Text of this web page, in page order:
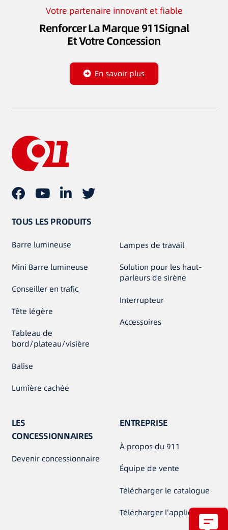
Votre partenaire innovant et fiable
Renforcer La Marque 911Signal
Et Votre Concession
En savoir plus
TOUS LES PRODUITS
Barre lumineuse
Mini Barre lumineuse
Conseiller en trafic
Tête légère
Tableau de
bord/plateau/visière
Balise
Lumière cachée
Lampes de travail
Solution pour les haut-
parleurs de sirène
Interrupteur
Accessoires
LES
CONCESSIONNAIRES
Devenir concessionnaire
ENTREPRISE
À propos du 911
Équipe de vente
Télécharger le catalogue
Télécharger l'application